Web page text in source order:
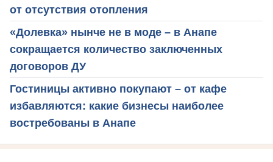
от отсутствия отопления
«Долевка» нынче не в моде – в Анапе
сокращается количество заключенных
договоров ДУ
Гостиницы активно покупают – от кафе
избавляются: какие бизнесы наиболее
востребованы в Анапе